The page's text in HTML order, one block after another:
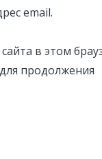
email.
в этом
продолжения